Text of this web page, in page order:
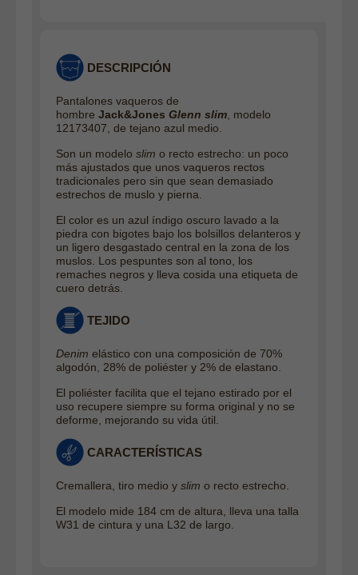
DESCRIPCIÓN
Pantalones vaqueros de
hombre Jack&Jones Glenn slim, modelo
12173407, de tejano azul medio.
Son un modelo slim o recto estrecho: un poco
más ajustados que unos vaqueros rectos
tradicionales pero sin que sean demasiado
estrechos de muslo y pierna.
El color es un azul índigo oscuro lavado a la
piedra con bigotes bajo los bolsillos delanteros y
un ligero desgastado central en la zona de los
muslos. Los pespuntes son al tono, los
remaches negros y lleva cosida una etiqueta de
cuero detrás.
TEJIDO
Denim elástico con una composición de 70%
algodón, 28% de poliéster y 2% de elastano.
El poliéster facilita que el tejano estirado por el
uso recupere siempre su forma original y no se
deforme, mejorando su vida útil.
CARACTERÍSTICAS
Cremallera, tiro medio y slim o recto estrecho.
El modelo mide 184 cm de altura, lleva una talla
W31 de cintura y una L32 de largo.